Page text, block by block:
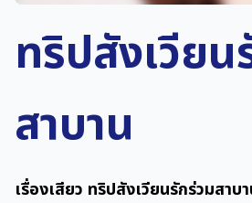
ทริปสังเวีย
สาบาน
เรื่องเสียว ทริปสังเวียนรักร่วมสาบ